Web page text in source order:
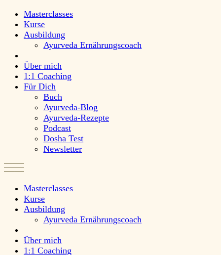
Masterclasses
Kurse
Ausbildung
Ayurveda Ernährungscoach
Über mich
1:1 Coaching
Für Dich
Buch
Ayurveda-Blog
Ayurveda-Rezepte
Podcast
Dosha Test
Newsletter
Masterclasses
Kurse
Ausbildung
Ayurveda Ernährungscoach
Über mich
1:1 Coaching